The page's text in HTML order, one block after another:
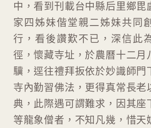
中，看到刊載台中縣后里鄉毘
家四姊妹偕堂親二姊妹共同
行，看後讚歎不已，深信此
徑，懷藏寺址，於農曆十二月
驥，逕往禮拜扳依於妙識師門
寺內勤習佛法，更得真常長老
典，此際遇可謂難求，因其座
等龍象僧者，不知凡幾，惜天